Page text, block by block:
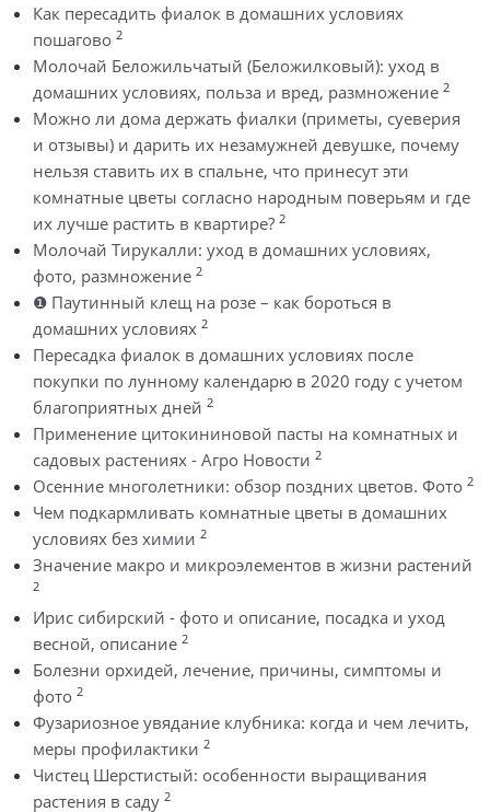
Как пересадить фиалок в домашних условиях
пошагово 2
Молочай Беложильчатый (Беложилковый): уход в
домашних условиях, польза и вред, размножение 2
Можно ли дома держать фиалки (приметы, суеверия
и отзывы) и дарить их незамужней девушке, почему
нельзя ставить их в спальне, что принесут эти
комнатные цветы согласно народным поверьям и где
их лучше растить в квартире? 2
Молочай Тирукалли: уход в домашних условиях,
фото, размножение 2
❶ Паутинный клещ на розе – как бороться в
домашних условиях 2
Пересадка фиалок в домашних условиях после
покупки по лунному календарю в 2020 году с учетом
благоприятных дней 2
Применение цитокининовой пасты на комнатных и
садовых растениях - Агро Новости 2
Осенние многолетники: обзор поздних цветов. Фото 2
Чем подкармливать комнатные цветы в домашних
условиях без химии 2
Значение макро и микроэлементов в жизни растений
2
Ирис сибирский - фото и описание, посадка и уход
весной, описание 2
Болезни орхидей, лечение, причины, симптомы и
фото 2
Фузариозное увядание клубника: когда и чем лечить,
меры профилактики 2
Чистец Шерстистый: особенности выращивания
растения в саду 2